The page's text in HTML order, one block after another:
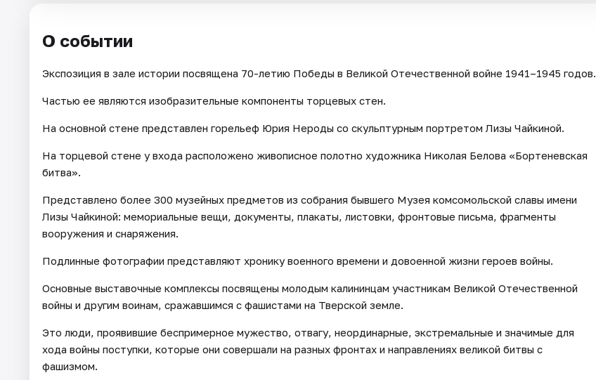
О событии
Экспозиция в зале истории посвящена 70-летию Победы в Великой Отечественной войне 1941–1945 годов.
Частью ее являются изобразительные компоненты торцевых стен.
На основной стене представлен горельеф Юрия Нероды со скульптурным портретом Лизы Чайкиной.
На торцевой стене у входа расположено живописное полотно художника Николая Белова «Бортеневская
битва».
Представлено более 300 музейных предметов из собрания бывшего Музея комсомольской славы имени
Лизы Чайкиной: мемориальные вещи, документы, плакаты, листовки, фронтовые письма, фрагменты
вооружения и снаряжения.
Подлинные фотографии представляют хронику военного времени и довоенной жизни героев войны.
Основные выставочные комплексы посвящены молодым калининцам участникам Великой Отечественной
войны и другим воинам, сражавшимся с фашистами на Тверской земле.
Это люди, проявившие беспримерное мужество, отвагу, неординарные, экстремальные и значимые для
хода войны поступки, которые они совершали на разных фронтах и направлениях великой битвы с
фашизмом.